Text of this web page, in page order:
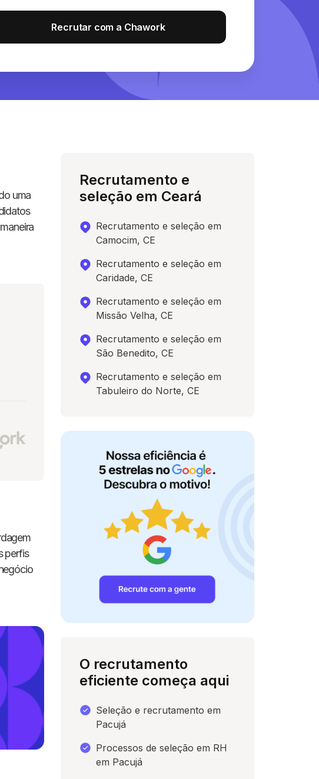
Recrutar com a Chawork
uma
perfis
Recrutamento e
seleção em Ceará
Recrutamento e seleção em
Camocim, CE
Recrutamento e seleção em
Caridade, CE
Recrutamento e seleção em
Missão Velha, CE
Recrutamento e seleção em
São Benedito, CE
Recrutamento e seleção em
Tabuleiro do Norte, CE
O recrutamento
eficiente começa aqui
Seleção e recrutamento em
Pacujá
Processos de seleção em RH
em Pacujá